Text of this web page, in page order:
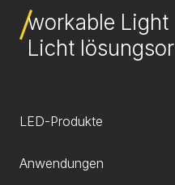
workable
Licht
LED-Produkte
Anwendungen